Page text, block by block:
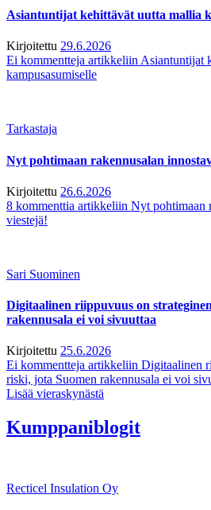
Asiantuntijat kehittävät uutta mallia
Kirjoitettu 29.6.2026
Ei kommentteja artikkeliin Asiantuntijat
kampusasumiselle
Tarkastaja
Nyt pohtimaan rakennusalan
Kirjoitettu 26.6.2026
8 kommenttia artikkeliin Nyt pohtimaan
viestejä!
Sari Suominen
Digitaalinen riippuvuus on
rakennusala ei voi sivuuttaa
Kirjoitettu 25.6.2026
Ei kommentteja artikkeliin Digitaalinen
riski, jota Suomen rakennusala ei voi
Lisää vieraskynästä
Kumppaniblogit
Recticel Insulation Oy